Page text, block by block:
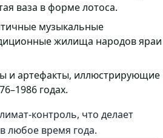
ваза в форме лотоса.
музыкальные
жилища народов яраи
и артефакты, иллюстрирующие
годах.
контроль, что делает
любое время года.